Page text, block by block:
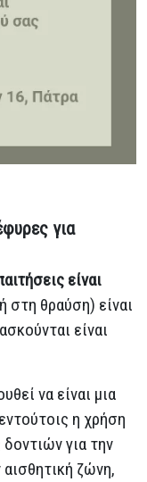
για
είναι
στη θραύση) είναι
είναι
να είναι μια
η χρήση
για την
ζώνη,